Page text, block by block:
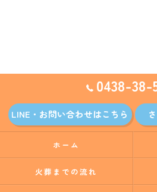
0438-38-
LINE・お問い合わせはこちら
ホーム
火葬までの流れ